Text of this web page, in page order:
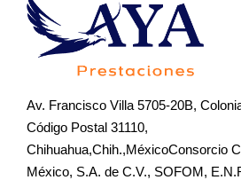
Av. Francisco Villa 5705-20B,
Código Postal 31110,
Chihuahua,Chih.,MéxicoConsorcio
México, S.A. de C.V., SOFOM,